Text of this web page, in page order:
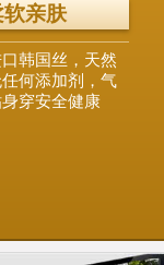
亲肤
韩国丝，天然
何添加剂，气
穿安全健康